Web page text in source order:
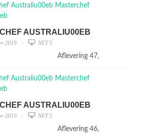
AUSTRALIU00EB
2019 NET 5
Aflevering 47,
AUSTRALIU00EB
2019 NET 5
Aflevering 46,